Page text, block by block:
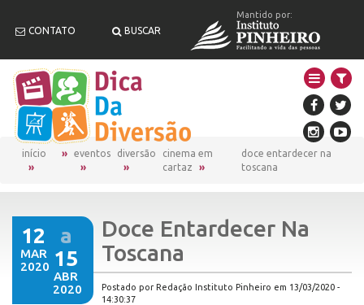
CONTATO BUSCAR
Mantido por:
início eventos diversão
cinema em
cartaz
doce entardecer na
toscana
12
MAR
2020
a
15
ABR
2020
Doce Entardecer Na
Toscana
Postado por Redação Instituto Pinheiro em 13/03/2020 -
14:30:37